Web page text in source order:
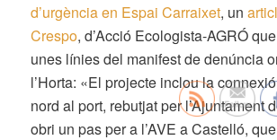
d’urgència en Espai Carraixet, un
Crespo, d’Acció Ecologista-AGRÓ
unes línies del manifest de denúncia
l’Horta: «El projecte inclou la
nord al port, rebutjat per l’Ajuntament
obri un pas per a l’AVE a Castelló,